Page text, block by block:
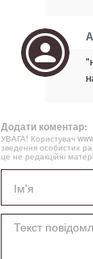
Додати коментар:
УВАГА! Користувач
зведення особистих
це не редакційні